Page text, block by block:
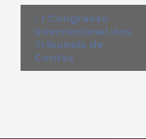
« I Congresso
Internacional dos
Tribunais de
Contas